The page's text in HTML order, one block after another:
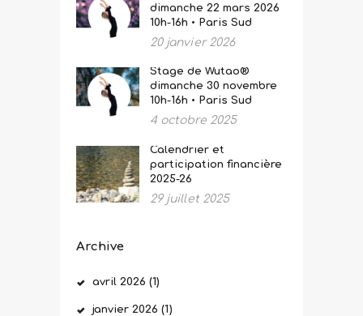
dimanche 22 mars 2026
10h-16h • Paris Sud
20 janvier 2026
Stage de Wutao®
dimanche 30 novembre
10h-16h • Paris Sud
4 octobre 2025
Calendrier et
participation financière
2025-26
29 juillet 2025
Archive
avril 2026 (1)
janvier2026 (1)